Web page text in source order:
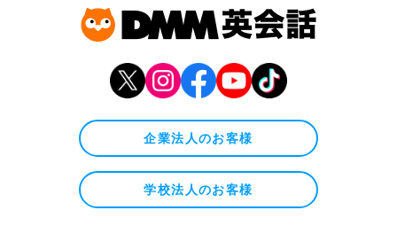
企業法人のお客様
学校法人のお客様